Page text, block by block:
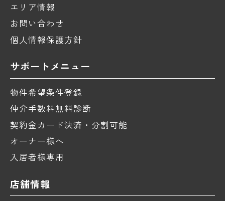
エリア情報
お問い合わせ
個人情報保護方針
サポートメニュー
物件希望条件登録
仲介手数料無料診断
契約金カード決済・分割可能
オーナー様へ
入居者様専用
店舗情報